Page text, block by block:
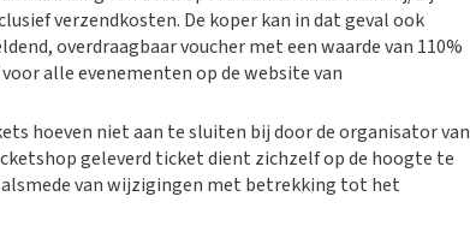
verzendkosten. De koper kan in dat geval ook
overdraagbaar voucher met een waarde van 110%
alle evenementen op de website van
hoeven niet aan te sluiten bij door de organisator van
geleverd ticket dient zichzelf op de hoogte te
van wijzigingen met betrekking tot het